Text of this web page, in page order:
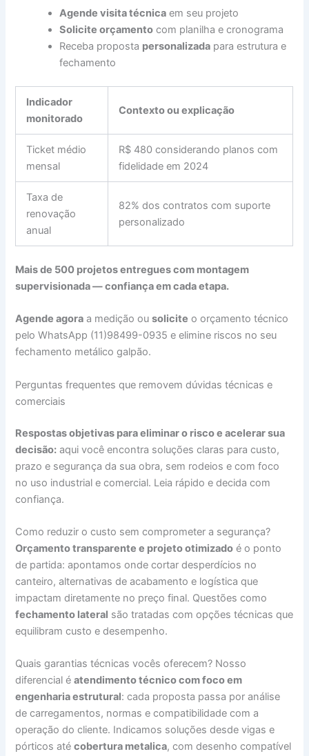
Agende visita técnica em seu projeto
Solicite orçamento com planilha e cronograma
Receba proposta personalizada para estrutura e
fechamento
Indicador
monitorado
Contexto ou explicação
Ticket médio
mensal
R$ 480 considerando planos com
fidelidade em 2024
Taxa de
renovação
anual
82% dos contratos com suporte
personalizado
Mais de 500 projetos entregues com montagem
supervisionada — confiança em cada etapa.
Agende agora a medição ousolicite o orçamento técnico
pelo WhatsApp (11)98499-0935 e elimine riscos no seu
fechamento metálico galpão.
Perguntas frequentes que removem dúvidas técnicas e
comerciais
Respostas objetivas para eliminar o risco e acelerar sua
decisão: aqui você encontra soluções claras para custo,
prazo e segurança da sua obra, sem rodeios e com foco
no uso industrial e comercial. Leia rápido e decida com
confiança.
Como reduzir o custo sem comprometer a segurança?
Orçamento transparente e projeto otimizado é o ponto
de partida: apontamos onde cortar desperdícios no
canteiro, alternativas de acabamento e logística que
impactam diretamente no preço final. Questões como
fechamento lateral são tratadas com opções técnicas que
equilibram custo e desempenho.
Quais garantias técnicas vocês oferecem? Nosso
diferencial éatendimento técnico com foco em
engenharia estrutural: cada proposta passa por análise
de carregamentos, normas e compatibilidade com a
operação do cliente. Indicamos soluções desde vigas e
pórticos atécobertura metalica, com desenho compatível